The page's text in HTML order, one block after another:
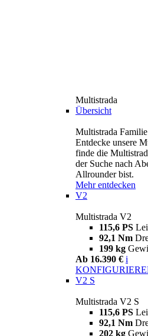
Multistrada
Übersicht
Multistrada Familie
Entdecke unsere
finde die
der Suche nach
Allrounder bist.
Mehr entdecken
V2
Multistrada V2
115,6 PS
92,1 Nm
199 kg
Ab 16.390 € i
V2 S
Multistrada V2 S
115,6 PS
92,1 Nm
202 kg